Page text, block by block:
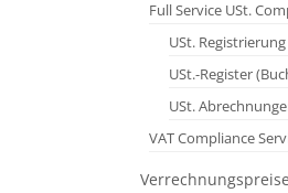
Statisitkbehörde
Berichtswesen
Erstellung von
Monatsabschlüsse
der jährlichen
Zusammenarbeit
erforderlichen
Schnelle
Forensic Accounting
Full Service USt.
USt. Registrierung
USt.-Register
USt.
VAT Compliance
Verrechnungspreise